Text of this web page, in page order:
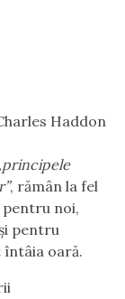
Haddon
, rămân la fel
noi,
pentru
întâia oară.